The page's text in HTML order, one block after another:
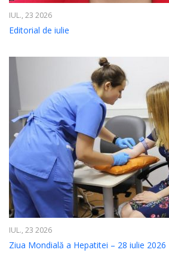
IUL., 23 2026
Editorial de iulie
IUL., 23 2026
Ziua Mondială a Hepatitei – 28 iulie 2026